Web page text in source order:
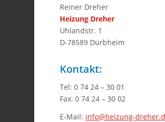
Reiner Dreher
Heizung Dreher
Uhlandstr. 1
D-78589 Dürbheim
Kontakt:
Tel: 0 74 24 – 30 01
Fax: 0 74 24 – 30 02
E-Mail: info@heizung-